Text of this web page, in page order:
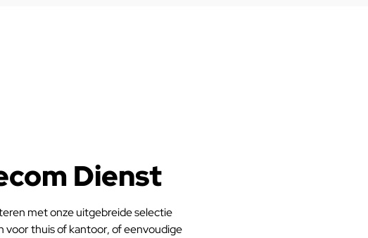
Dienst
met onze uitgebreide selectie
voor thuis of kantoor, of eenvoudige